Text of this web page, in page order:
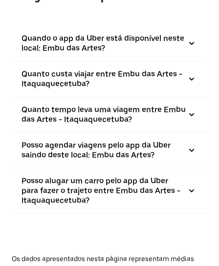
Quando o app da Uber está disponível neste
local: Embu das Artes?
Quanto custa viajar entre Embu das Artes -
Itaquaquecetuba?
Quanto tempo leva uma viagem entre Embu
das Artes - Itaquaquecetuba?
Posso agendar viagens pelo app da Uber
saindo deste local: Embu das Artes?
Posso alugar um carro pelo app da Uber
para fazer o trajeto entre Embu das Artes -
Itaquaquecetuba?
Os dados apresentados nesta página representam médias